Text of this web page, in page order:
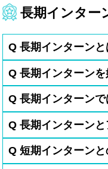
長期インター
Q 長期インターンと
Q 長期インターン
Q 長期インターン
Q 長期インターン
Q 短期インターンと